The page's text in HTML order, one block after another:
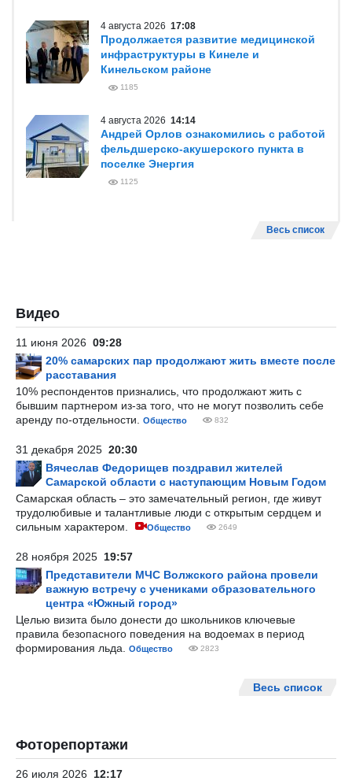
4 августа 2026 17:08
Продолжается развитие медицинской
инфраструктуры в Кинеле и
Кинельском районе
1185
4 августа 2026 14:14
Андрей Орлов ознакомились с работой
фельдшерско-акушерского пункта в
поселке Энергия
1125
Весь список
Видео
11 июня 2026 09:28
20% самарских пар продолжают жить вместе после
расставания
10% респондентов признались, что продолжают жить с
бывшим партнером из-за того, что не могут позволить себе
аренду по-отдельности.
Общество 832
31 декабря 2025 20:30
Вячеслав Федорищев поздравил жителей
Самарской области с наступающим Новым Годом
Самарская область – это замечательный регион, где живут
трудолюбивые и талантливые люди с открытым сердцем и
сильным характером.
Общество 2649
28 ноября 2025 19:57
Представители МЧС Волжского района провели
важную встречу с учениками образовательного
центра «Южный город»
Целью визита было донести до школьников ключевые
правила безопасного поведения на водоемах в период
формирования льда.
Общество 2823
Весь список
Фоторепортажи
26 июля 2026 12:17